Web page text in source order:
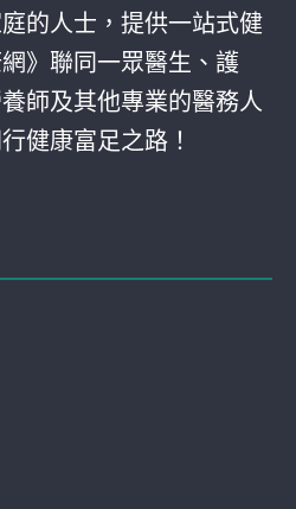
的人士，提供一站式健
》聯同一眾醫生、護
師及其他專業的醫務人
健康富足之路！